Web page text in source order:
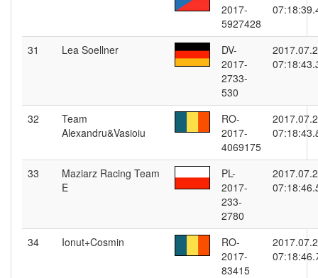
2017-
5927428
07:18:39.
31 Lea Soellner
DV-
2017-
2733-
530
07:18:43.
32
Team
Alexandru&Vasioiu
RO-
2017-
4069175
07:18:43.
33
Maziarz Racing Team
E
PL-
2017-
233-
2780
07:18:46.
34 Ionut+Cosmin
RO-
2017-
83415
07:18:46.